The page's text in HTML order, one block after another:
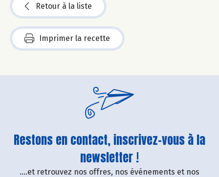
Retour à la liste
Imprimer la recette
Restons en contact, inscrivez-vous à la
newsletter !
....et retrouvez nos offres, nos événements et nos